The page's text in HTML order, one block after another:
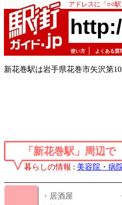
アドレスに「○○
使い方 よくある質
新花巻駅は岩手県花巻市矢沢第
「新花巻駅」周辺で
暮らしの情報 : 美容院・病
・居酒屋